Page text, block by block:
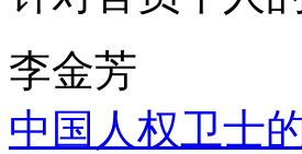
李金芳
中国人权卫士